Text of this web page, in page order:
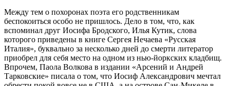
Между тем о похоронах поэта его родственникам
беспокоиться особо не пришлось. Дело в том, что, как
вспоминал друг Иосифа Бродского, Илья Кутик, слова
которого приведены в книге Сергея Нечаева «Русская
Италия», буквально за несколько дней до смерти литератор
приобрел для себя место на одном из нью-йоркских кладбищ.
Впрочем, Паола Волкова в издании «Арсений и Андрей
Тарковские» писала о том, что Иосиф Александрович мечтал